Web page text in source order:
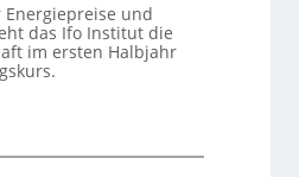
und
das Ifo Institut die
im ersten Halbjahr